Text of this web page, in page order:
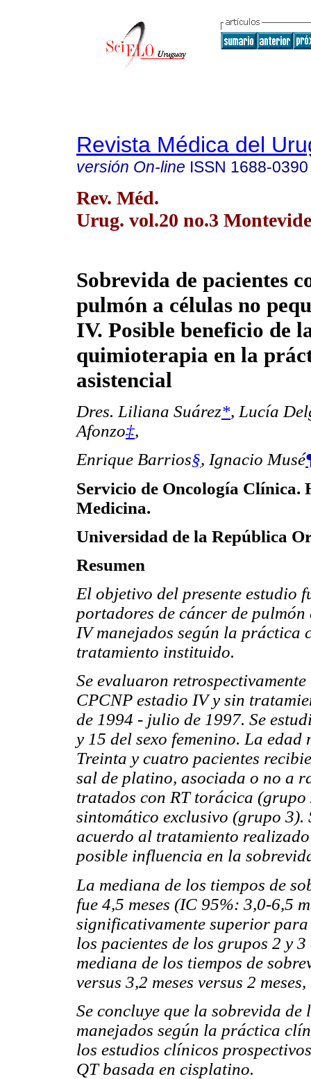
Revista Médica del
versión On-line ISSN 1688-0390
Rev. Méd.
Urug. vol.20 no.3
Sobrevida de pacientes
pulmón a células no
IV. Posible beneficio de
quimioterapia en la
asistencial
Dres. Liliana Suárez*, Lucía
Afonzo‡,
Enrique Barrios§, Ignacio Musé
Servicio de Oncología Clínica.
Medicina.
Universidad de la República
Resumen
El objetivo del presente estudio
portadores de cáncer de
IV manejados según la práctica
tratamiento instituido.
Se evaluaron
CPCNP estadio IV y sin
de 1994 - julio de 1997. Se
y 15 del sexo femenino. La
Treinta y cuatro pacientes
sal de platino, asociada o no a
tratados con RT torácica
sintomático exclusivo (grupo 3).
acuerdo al tratamiento
posible influencia en la
La mediana de los tiempos de
fue 4,5 meses (IC 95%: 3,0-6,5
significativamente superior
los pacientes de los grupos 2 y
mediana de los tiempos de
versus 3,2 meses versus 2
Se concluye que la sobrevida
manejados según la práctica
los estudios clínicos
QT basada en cisplatino.